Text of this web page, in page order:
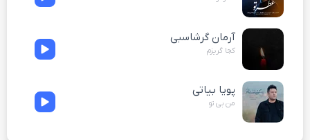
آرمان گرشاسبی
کجا گریزم
پویا بیاتی
من بی تو